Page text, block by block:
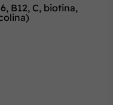
B12, C, biotina,